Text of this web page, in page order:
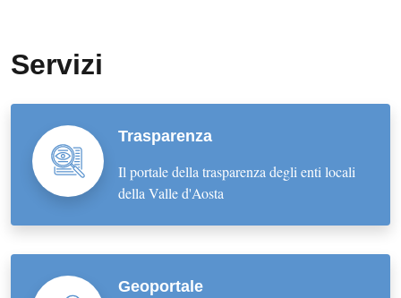
Servizi
Trasparenza
Il portale della trasparenza degli enti locali
della Valle d'Aosta
Geoportale